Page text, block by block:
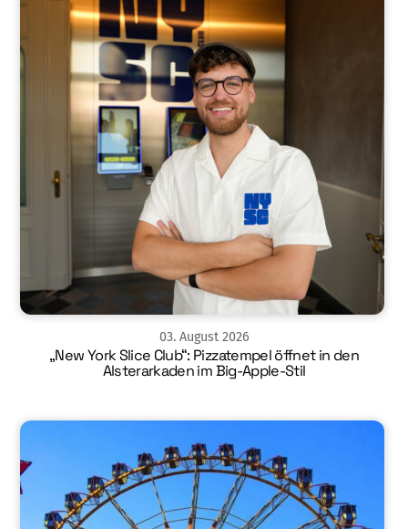
03. August 2026
„New York Slice Club“: Pizzatempel öffnet in den
Alsterarkaden im Big-Apple-Stil